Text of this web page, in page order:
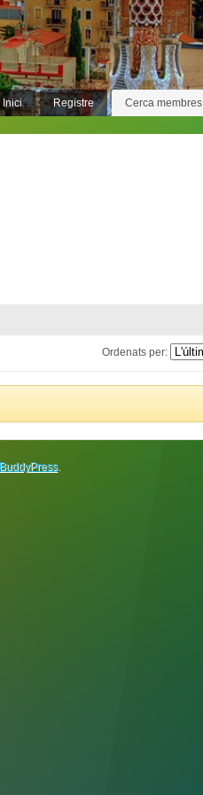
Inici Registre Cerca membres
Ordenats per:
BuddyPress.